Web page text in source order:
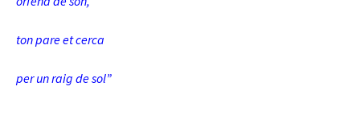
ton pare et cerca
per un raig de sol”